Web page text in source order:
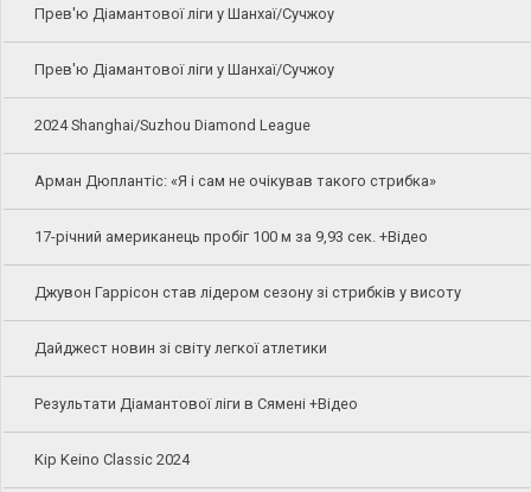
Прев'ю Діамантової ліги у Шанхаї/Сучжоу
Прев'ю Діамантової ліги у Шанхаї/Сучжоу
2024 Shanghai/Suzhou Diamond League
Арман Дюплантіс: «Я і сам не очікував такого стрибка»
17-річний американець пробіг 100 м за 9,93 сек. +Відео
Джувон Гаррісон став лідером сезону зі стрибків у висоту
Дайджест новин зі світу легкої атлетики
Результати Діамантової ліги в Сямені +Відео
Kip Keino Classic 2024